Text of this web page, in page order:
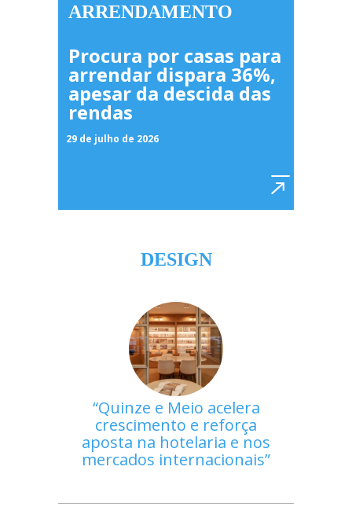
ARRENDAMENTO
Procura por casas para
arrendar dispara 36%,
apesar da descida das
rendas
29 de julho de 2026
DESIGN
Quinze e Meio acelera
crescimento e reforça
aposta na hotelaria e nos
mercados internacionais